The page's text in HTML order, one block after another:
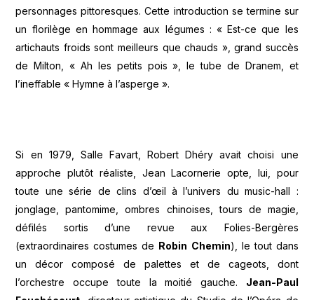
personnages pittoresques. Cette introduction se termine sur
un florilège en hommage aux légumes : « Est-ce que les
artichauts froids sont meilleurs que chauds », grand succès
de Milton, « Ah les petits pois », le tube de Dranem, et
l’ineffable « Hymne à l’asperge ».
Si en 1979, Salle Favart, Robert Dhéry avait choisi une
approche plutôt réaliste, Jean Lacornerie opte, lui, pour
toute une série de clins d’œil à l’univers du music-hall :
jonglage, pantomime, ombres chinoises, tours de magie,
défilés sortis d’une revue aux Folies-Bergères
(extraordinaires costumes de Robin Chemin), le tout dans
un décor composé de palettes et de cageots, dont
l’orchestre occupe toute la moitié gauche. Jean-Paul